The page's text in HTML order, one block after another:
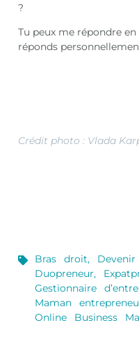
?
Tu peux me répondre
réponds
Crédit photo : Vlada
Bras droit,
Duopreneur,
Gestionnaire
Maman
Online Business